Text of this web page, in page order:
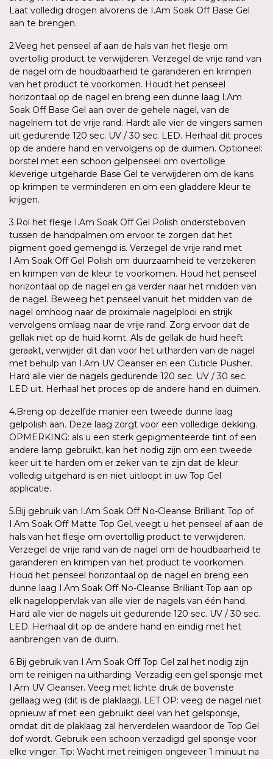
Laat volledig drogen alvorens de I.Am Soak Off Base Gel
aan te brengen.
2.Veeg het penseel af aan de hals van het flesje om
overtollig product te verwijderen. Verzegel de vrije rand van
de nagel om de houdbaarheid te garanderen en krimpen
van het product te voorkomen. Houdt het penseel
horizontaal op de nagel en breng een dunne laag I.Am
Soak Off Base Gel aan over de gehele nagel, van de
nagelriem tot de vrije rand. Hardt alle vier de vingers samen
uit gedurende 120 sec. UV / 30 sec. LED. Herhaal dit proces
op de andere hand en vervolgens op de duimen. Optioneel:
borstel met een schoon gelpenseel om overtollige
kleverige uitgeharde Base Gel te verwijderen om de kans
op krimpen te verminderen en om een gladdere kleur te
krijgen.
3.Rol het flesje I.Am Soak Off Gel Polish ondersteboven
tussen de handpalmen om ervoor te zorgen dat het
pigment goed gemengd is. Verzegel de vrije rand met
I.Am Soak Off Gel Polish om duurzaamheid te verzekeren
en krimpen van de kleur te voorkomen. Houd het penseel
horizontaal op de nagel en ga verder naar het midden van
de nagel. Beweeg het penseel vanuit het midden van de
nagel omhoog naar de proximale nagelplooi en strijk
vervolgens omlaag naar de vrije rand. Zorg ervoor dat de
gellak niet op de huid komt. Als de gellak de huid heeft
geraakt, verwijder dit dan voor het uitharden van de nagel
met behulp van I.Am UV Cleanser en een Cuticle Pusher.
Hard alle vier de nagels gedurende 120 sec. UV / 30 sec.
LED uit. Herhaal het proces op de andere hand en duimen.
4.Breng op dezelfde manier een tweede dunne laag
gelpolish aan. Deze laag zorgt voor een volledige dekking.
OPMERKING: als u een sterk gepigmenteerde tint of een
andere lamp gebruikt, kan het nodig zijn om een tweede
keer uit te harden om er zeker van te zijn dat de kleur
volledig uitgehard is en niet uitloopt in uw Top Gel
applicatie.
5.Bij gebruik van I.Am Soak Off No-Cleanse Brilliant Top of
I.Am Soak Off Matte Top Gel, veegt u het penseel af aan de
hals van het flesje om overtollig product te verwijderen.
Verzegel de vrije rand van de nagel om de houdbaarheid te
garanderen en krimpen van het product te voorkomen.
Houd het penseel horizontaal op de nagel en breng een
dunne laag I.Am Soak Off No-Cleanse Brilliant Top aan op
elk nageloppervlak van alle vier de nagels van één hand.
Hard alle vier de nagels uit gedurende 120 sec. UV / 30 sec.
LED. Herhaal dit op de andere hand en eindig met het
aanbrengen van de duim.
6.Bij gebruik van I.Am Soak Off Top Gel zal het nodig zijn
om te reinigen na uitharding. Verzadig een gel sponsje met
I.Am UV Cleanser. Veeg met lichte druk de bovenste
gellaag weg (dit is de plaklaag). LET OP: veeg de nagel niet
opnieuw af met een gebruikt deel van het gelsponsje,
omdat dit de plaklaag zal herverdelen waardoor de Top Gel
dof wordt. Gebruik een schoon verzadigd gel sponsje voor
elke vinger. Tip: Wacht met reinigen ongeveer 1 minuut na